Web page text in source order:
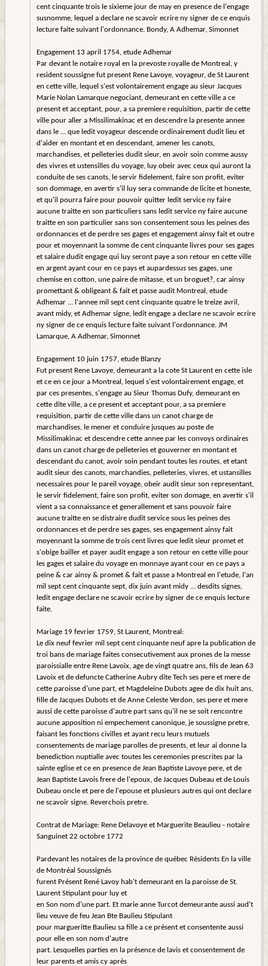
cent cinquante trois le sixieme jour de may en presence de l'engage
susnomme, lequel a declare ne scavoir ecrire ny signer de ce enquis
lecture faite suivant l'ordonnance. Bondy, A Adhemar, Simonnet
Engagement 13 april 1754, etude Adhemar
Par devant le notaire royal en la prevoste royalle de Montreal, y
resident soussigne fut present Rene Lavoye, voyageur, de St Laurent
en cette ville, lequel s'est volontairement engage au sieur Jacques
Marie Nolan Lamarque negociant, demeurant en cette ville a ce
present et acceptant, pour, a sa premiere requisition, partir de cette
ville pour aller a Missilimakinac et en descendre la presente annee
dans le ... que ledit voyageur descende ordinairement dudit lieu et
d'aider en montant et en descendant, amener les canots,
marchandises, et pelleteries dudit sieur, en avoir soin comme aussy
des vivres et ustensilles du voyage, luy obeir avec ceux qui auront la
conduite de ses canots, le servir fidelement, faire son profit, eviter
son dommage, en avertir s'il luy sera commande de licite et honeste,
et qu'il pourra faire pour pouvoir quitter ledit service ny faire
aucune traitte en son particuliers sans ledit service ny faire aucune
traitte en son particulier sans son consentement sous les peines des
ordonnances et de perdre ses gages et engagement ainsy fait et outre
pour et moyennant la somme de cent cinquante livres pour ses gages
et salaire dudit engage qui luy seront paye a son retour en cette ville
en argent ayant cour en ce pays et aupardessus ses gages, une
chemise en cotton, une paire de mitasse, et un broguet?, car ainsy
promettant & obligeant & fait et passe audit Montreal, etude
Adhemar ... l'annee mil sept cent cinquante quatre le treize avril,
avant midy, et Adhemar signe, ledit engage a declare ne scavoir ecrire
ny signer de ce enquis lecture faite suivant l'ordonnance. JM
Lamarque, A Adhemar, Simonnet
Engagement 10 juin 1757, etude Blanzy
Fut present Rene Lavoye, demeurant a la cote St Laurent en cette isle
et ce en ce jour a Montreal, lequel s'est volontairement engage, et
par ces presentes, s'engage au Sieur Thomas Dufy, demeurant en
cette dite ville, a ce present et acceptant pour, a sa premiere
requisition, partir de cette ville dans un canot charge de
marchandises, le mener et conduire jusques au poste de
Missilimakinac et descendre cette annee par les convoys ordinaires
dans un canot charge de pelleteries et gouverner en montant et
descendant du canot, avoir soin pendant toutes les routes, et etant
audit sieur des canots, marchandies, pelleteries, vivres, et ustansilles
necessaires pour le pareil voyage, obeir audit sieur son representant,
le servir fidelement, faire son profit, eviter son domage, en avertir s'il
vient a sa connaissance et generallement et sans pouvoir faire
aucune traitte en se distraire dudit service sous les peines des
ordonnances et de perdre ses gages, ses engagement ainsy fait
moyennant la somme de trois cent livres que ledit sieur promet et
s'obige bailler et payer audit engage a son retour en cette ville pour
les gages et salaire du voyage en monnaye ayant cour en ce pays a
peine & car ainsy & promet & fait et passe a Montreal en l'etude, l'an
mil sept cent cinquante sept, dix juin avant midy ... desdits signes,
ledit engage declare ne scavoir ecrire by signer de ce enquis lecture
faite.
Mariage 19 fevrier 1759, St Laurent, Montreal:
Le dix neuf fevrier mil sept cent cinquante neuf apre la publication de
troi bans de mariage faites consecutivement aux prones de la messe
paroissialle entre Rene Lavoix, age de vingt quatre ans, fils de Jean 63
Lavoix et de defuncte Catherine Aubry dite Tech ses pere et mere de
cette paroisse d'une part, et Magdeleine Dubots agee de dix huit ans,
fille de Jacques Dubots et de Anne Celeste Verdon, ses pere et mere
aussi de cette paroisse d'autre part sans qu'il ne se soit rencontre
aucune apposition ni empechement canonique, je soussigne pretre,
faisant les fonctions civilles et ayant recu leurs mutuels
consentements de mariage parolles de presents, et leur ai donne la
benediction nuptialle avec toutes les ceremonies prescrites par la
sainte eglise et ce en presence de Jean Baptiste Lavoye pere, et de
Jean Baptiste Lavois frere de l'epoux, de Jacques Dubeau et de Louis
Dubeau oncle et pere de l'epouse et plusieurs autres qui ont declare
ne scavoir signe. Reverchois pretre.
Contrat de Mariage: Rene Delavoye et Marguerite Beaulieu - notaire
Sanguinet 22 octobre 1772
Pardevant les notaires de la province de québec Résidents En la ville
de Montréal Soussignés
furent Présent René Lavoy hab't demeurant en la paroisse de St.
Laurent Stipulant pour luy et
en Son nom d'une part. Et marie anne Turcot demeurante aussi aud't
lieu veuve de feu Jean Bte Baulieu Stipulant
pour margueritte Baulieu sa fille a ce présent et consentente aussi
pour elle en son nom d'autre
part. Lesquelles parties en la présence de lavis et consentement de
leur parents et amis cy après